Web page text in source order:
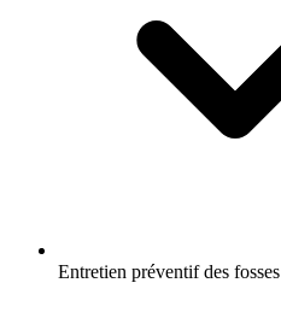
Entretien préventif des fosses